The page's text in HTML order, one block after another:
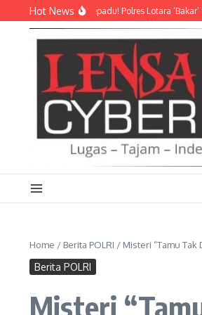
Lewati ke konten
Hot News
Sekadar Adu Pepadu! Polres Lotara ‘Bakar’
Home / Berita POLRI / Misteri “Tamu
Berita POLRI
Misteri